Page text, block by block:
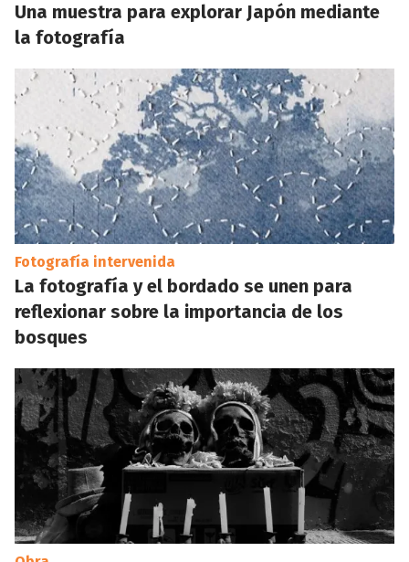
Una muestra para explorar Japón mediante
la fotografía
Fotografía intervenida
La fotografía y el bordado se unen para
reflexionar sobre la importancia de los
bosques